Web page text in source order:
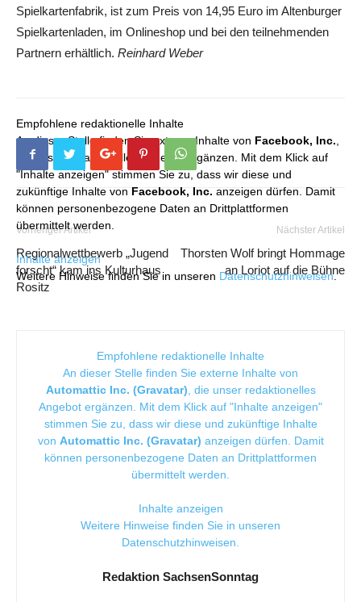
Spielkartenfabrik, ist zum Preis von 14,95 Euro im Altenburger
Spielkartenladen, im Onlineshop und bei den teilnehmenden
Partnern erhältlich. Reinhard Weber
Empfohlene redaktionelle Inhalte
An dieser Stelle finden Sie externe Inhalte von Facebook, Inc.
die unser redaktionelles Angebot ergänzen. Mit dem Klick auf
"Inhalte anzeigen" stimmen Sie zu, dass wir diese und
zukünftige Inhalte von Facebook, Inc. anzeigen dürfen. Damit
können personenbezogene Daten an Drittplattformen
übermittelt werden.
Inhalte anzeigen
Weitere Hinweise finden Sie in unseren Datenschutzhinweisen.
Vorheriger Artikel
Regionalwettbewerb „Jugend
forscht“ kam ins Kulturhaus
Rositz
Nächster Artikel
Thorsten Wolf bringt Hommage
an Loriot auf die Bühne
Empfohlene redaktionelle Inhalte
An dieser Stelle finden Sie externe Inhalte von
Automattic Inc. (Gravatar) , die unser redaktionelles
Angebot ergänzen. Mit dem Klick auf "Inhalte anzeigen"
stimmen Sie zu, dass wir diese und zukünftige Inhalte
von Automattic Inc. (Gravatar) anzeigen dürfen. Damit
können personenbezogene Daten an Drittplattformen
übermittelt werden.
Inhalte anzeigen
Weitere Hinweise finden Sie in unseren
Datenschutzhinweisen
Redaktion SachsenSonntag